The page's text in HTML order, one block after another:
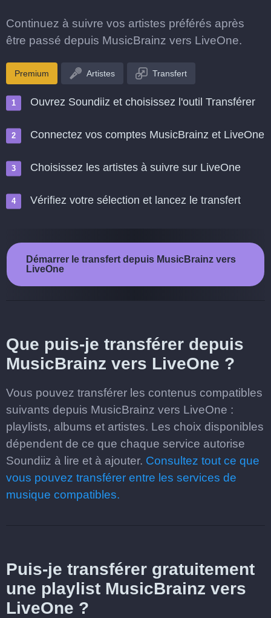
Continuez à suivre vos artistes préférés après
être passé depuis MusicBrainz vers LiveOne.
Premium Artistes Transfert
Ouvrez Soundiiz et choisissez l'outil Transférer
Connectez vos comptes MusicBrainz et LiveOne
Choisissez les artistes à suivre sur LiveOne
Vérifiez votre sélection et lancez le transfert
Démarrer le transfert depuis MusicBrainz vers
LiveOne
Que puis-je transférer depuis
MusicBrainz vers LiveOne ?
Vous pouvez transférer les contenus compatibles
suivants depuis MusicBrainz vers LiveOne :
playlists, albums et artistes. Les choix disponibles
dépendent de ce que chaque service autorise
Soundiiz à lire et à ajouter. Consultez tout ce que
vous pouvez transférer entre les services de
musique compatibles.
Puis-je transférer gratuitement
une playlist MusicBrainz vers
LiveOne ?